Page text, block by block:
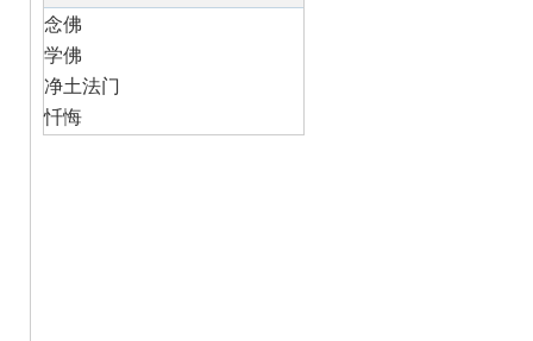
念佛
学佛
净土法门
忏悔